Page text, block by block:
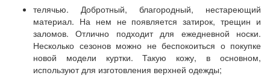
телячью. Добротный, благородный, нестареющий
материал. На нем не появляется затирок, трещин и
заломов. Отлично подходит для ежедневной носки.
Несколько сезонов можно не беспокоиться о покупке
новой модели куртки. Такую кожу, в основном,
используют для изготовления верхней одежды;